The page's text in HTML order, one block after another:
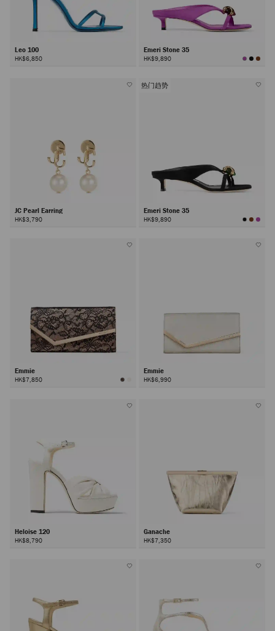
Leo 100
HK$6,850
Emeri Stone 35
HK$9,890
JC Pearl Earring
HK$3,790
热门趋势
Emeri Stone 35
HK$9,890
Emmie
HK$7,850
Emmie
HK$6,990
Heloise 120
HK$8,790
Ganache
HK$7,350